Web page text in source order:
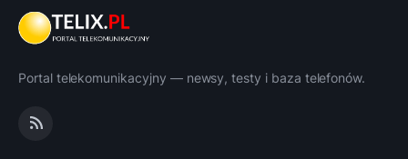
Portal telekomunikacyjny — newsy, testy i baza telefonów.